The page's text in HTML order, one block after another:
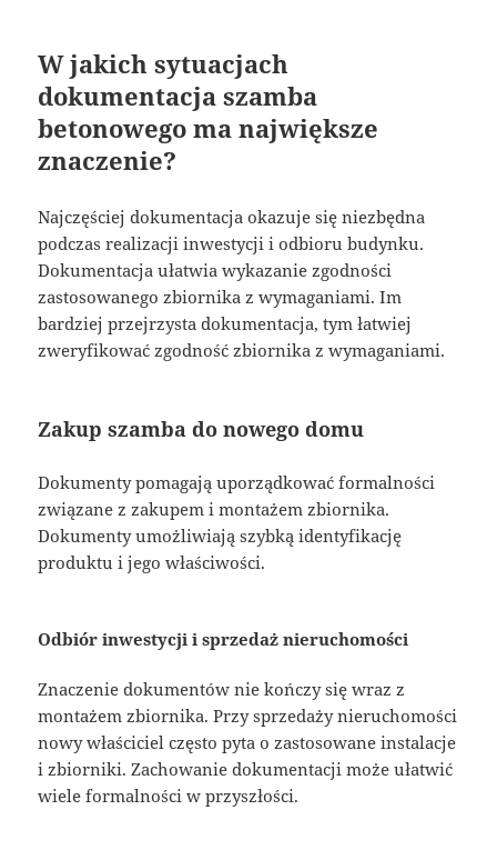
W jakich sytuacjach
dokumentacja szamba
betonowego ma największe
znaczenie?
Najczęściej dokumentacja okazuje się niezbędna
podczas realizacji inwestycji i odbioru budynku.
Dokumentacja ułatwia wykazanie zgodności
zastosowanego zbiornika z wymaganiami. Im
bardziej przejrzysta dokumentacja, tym łatwiej
zweryfikować zgodność zbiornika z wymaganiami.
Zakup szamba do nowego domu
Dokumenty pomagają uporządkować formalności
związane z zakupem i montażem zbiornika.
Dokumenty umożliwiają szybką identyfikację
produktu i jego właściwości.
Odbiór inwestycji i sprzedaż nieruchomości
Znaczenie dokumentów nie kończy się wraz z
montażem zbiornika. Przy sprzedaży nieruchomości
nowy właściciel często pyta o zastosowane instalacje
i zbiorniki. Zachowanie dokumentacji może ułatwić
wiele formalności w przyszłości.